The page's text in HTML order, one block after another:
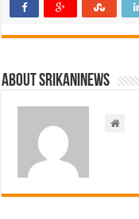
About srikaninews